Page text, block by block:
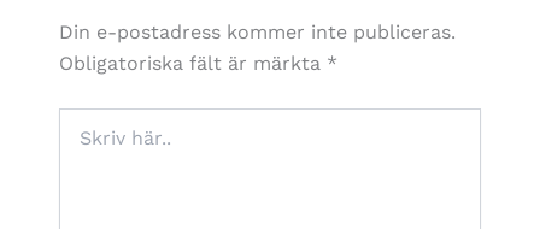
Din e-postadress kommer inte publiceras.
Obligatoriska fält är märkta *
här..